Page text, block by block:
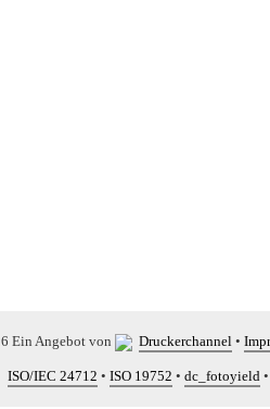
Ein Angebot von Druckerchannel •
ISO/IEC 24712 • ISO 19752 • dc_fotoyield •